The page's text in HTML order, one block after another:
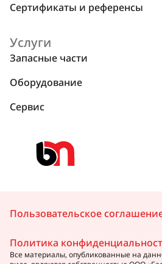
Сертификаты и референсы
Услуги
Запасные части
Сервис
Оборудование
Пользовательское
Политика
Все материалы, опубликованные на